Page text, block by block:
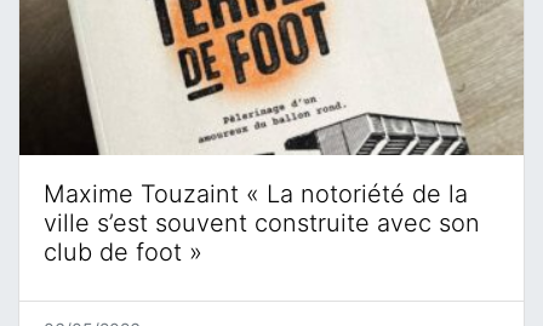
Maxime Touzaint « La notoriété de la
ville s’est souvent construite avec son
club de foot »